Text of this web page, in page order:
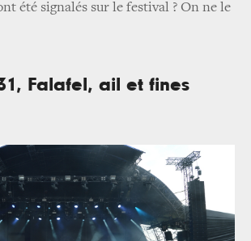
été signalés sur le festival ? On ne le
Falafel, ail et fines